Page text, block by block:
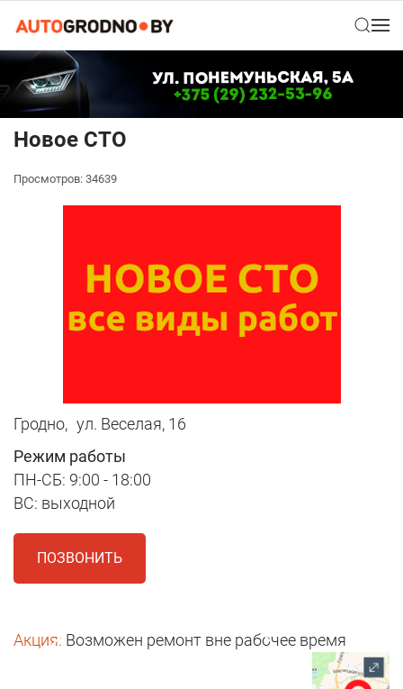
Новое СТО
Просмотров: 34639
Гродно, ул. Веселая, 16
Режим работы
ПН-СБ: 9:00 - 18:00
ВС: выходной
ПОЗВОНИТЬ
Акция: Возможен ремонт вне рабочее время